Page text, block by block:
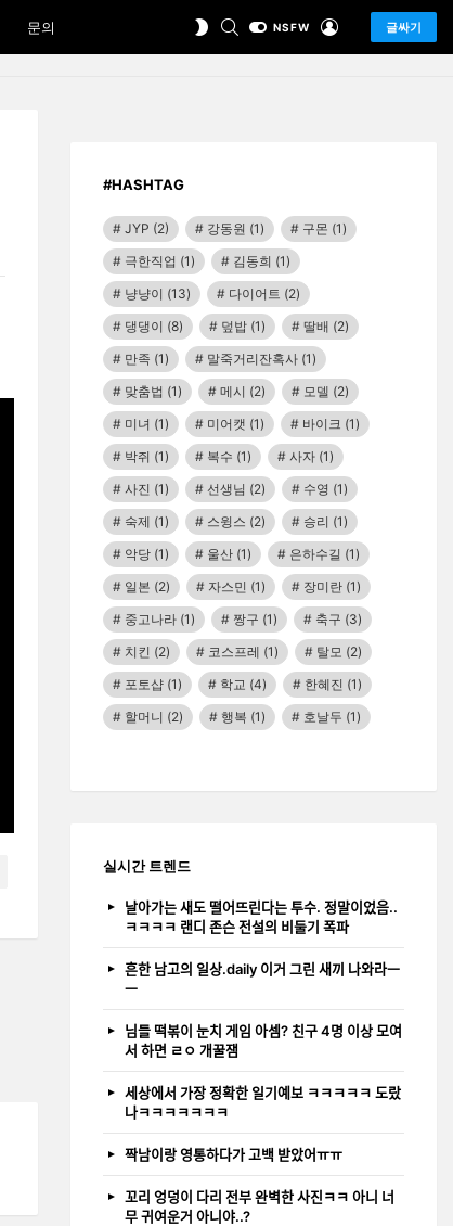
문의
SWITCHSEARCHNSFW 글싸기
#HASHTAG
JYP (2) 강동원 (1) 구몬 (1)
극한직업 (1) 김동희 (1)
냥냥이 (13) 다이어트 (2)
댕댕이 (8) 덮밥 (1) 딸배 (2)
만족 (1) 말죽거리잔혹사 (1)
맞춤법 (1) 메시 (2) 모델 (2)
미녀 (1) 미어캣 (1) 바이크 (1)
박쥐 (1) 복수 (1) 사자 (1)
사진 (1) 선생님 (2) 수영 (1)
숙제 (1) 스윙스 (2) 승리 (1)
악당 (1) 울산 (1) 은하수길 (1)
일본 (2) 자스민 (1) 장미란 (1)
중고나라 (1) 짱구 (1) 축구 (3)
치킨 (2) 코스프레 (1) 탈모 (2)
포토샵 (1) 학교 (4) 한혜진 (1)
할머니 (2) 행복 (1) 호날두 (1)
실시간 트렌드
날아가는 새도 떨어뜨린다는 투수. 정말이었음..
ㅋㅋㅋㅋ 랜디 존슨 전설의 비둘기 폭파
흔한 남고의 일상.daily 이거 그린 새끼 나와라ㅡ
ㅡ
님들 떡볶이 눈치 게임 아셈? 친구 4명 이상 모여
서 하면 ㄹㅇ 개꿀잼
세상에서 가장 정확한 일기예보 ㅋㅋㅋㅋㅋ 도랐
나ㅋㅋㅋㅋㅋㅋㅋ
짝남이랑 영통하다가 고백 받았어ㅠㅠ
꼬리 엉덩이 다리 전부 완벽한 사진ㅋㅋ 아니 너
무 귀여운거 아니야..?